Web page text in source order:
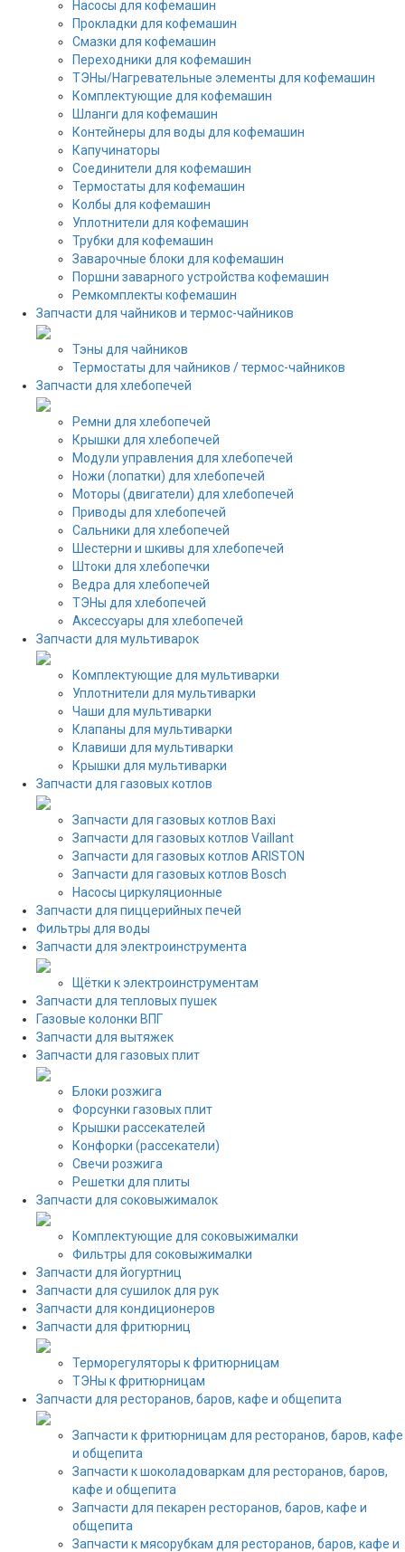
Насосы для кофемашин
Прокладки для кофемашин
Смазки для кофемашин
Переходники для кофемашин
ТЭНы/Нагревательные элементы для кофемашин
Комплектующие для кофемашин
Шланги для кофемашин
Контейнеры для воды для кофемашин
Капучинаторы
Соединители для кофемашин
Термостаты для кофемашин
Колбы для кофемашин
Уплотнители для кофемашин
Трубки для кофемашин
Заварочные блоки для кофемашин
Поршни заварного устройства кофемашин
Ремкомплекты кофемашин
Запчасти для чайников и термос-чайников
Тэны для чайников
Термостаты для чайников / термос-чайников
Запчасти для хлебопечей
Ремни для хлебопечей
Крышки для хлебопечей
Модули управления для хлебопечей
Ножи (лопатки) для хлебопечей
Моторы (двигатели) для хлебопечей
Приводы для хлебопечей
Сальники для хлебопечей
Шестерни и шкивы для хлебопечей
Штоки для хлебопечки
Ведра для хлебопечей
ТЭНы для хлебопечей
Аксессуары для хлебопечей
Запчасти для мультиварок
Комплектующие для мультиварки
Уплотнители для мультиварки
Чаши для мультиварки
Клапаны для мультиварки
Клавиши для мультиварки
Крышки для мультиварки
Запчасти для газовых котлов
Запчасти для газовых котлов Baxi
Запчасти для газовых котлов Vaillant
Запчасти для газовых котлов ARISTON
Запчасти для газовых котлов Bosch
Насосы циркуляционные
Запчасти для пиццерийных печей
Фильтры для воды
Запчасти для электроинструмента
Щётки к электроинструментам
Запчасти для тепловых пушек
Газовые колонки ВПГ
Запчасти для вытяжек
Запчасти для газовых плит
Блоки розжига
Форсунки газовых плит
Крышки рассекателей
Конфорки (рассекатели)
Свечи розжига
Решетки для плиты
Запчасти для соковыжималок
Комплектующие для соковыжималки
Фильтры для соковыжималки
Запчасти для йогуртниц
Запчасти для сушилок для рук
Запчасти для кондиционеров
Запчасти для фритюрниц
Терморегуляторы к фритюрницам
ТЭНы к фритюрницам
Запчасти для ресторанов, баров, кафе и общепита
Запчасти к фритюрницам для ресторанов, баров, кафе
и общепита
Запчасти к шоколадоваркам для ресторанов, баров,
кафе и общепита
Запчасти для пекарен ресторанов, баров, кафе и
общепита
Запчасти к мясорубкам для ресторанов, баров, кафе и